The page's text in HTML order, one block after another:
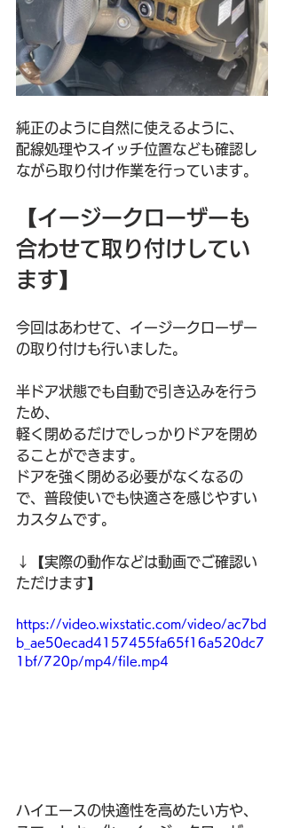
純正のように自然に使えるように、
配線処理やスイッチ位置なども確認し
ながら取り付け作業を行っています。
【イージークローザーも
合わせて取り付けしてい
ます】
今回はあわせて、イージークローザー
の取り付けも行いました。
半ドア状態でも自動で引き込みを行う
ため、
軽く閉めるだけでしっかりドアを閉め
ることができます。
ドアを強く閉める必要がなくなるの
で、普段使いでも快適さを感じやすい
カスタムです。
↓【実際の動作などは動画でご確認い
ただけます】
https://video.wixstatic.com/video/ac7bd
b_ae50ecad4157455fa65f16a520dc7
1bf/720p/mp4/file.mp4
ハイエースの快適性を高めたい方や、